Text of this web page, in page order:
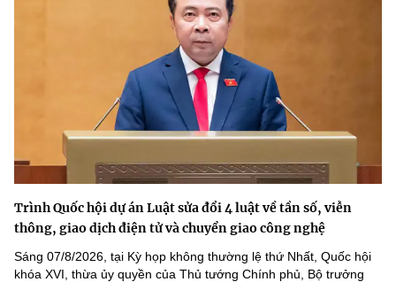
Trình Quốc hội dự án Luật sửa đổi 4 luật về tần số, viễn
thông, giao dịch điện tử và chuyển giao công nghệ
Sáng 07/8/2026, tại Kỳ họp không thường lệ thứ Nhất, Quốc hội
khóa XVI, thừa ủy quyền của Thủ tướng Chính phủ, Bộ trưởng